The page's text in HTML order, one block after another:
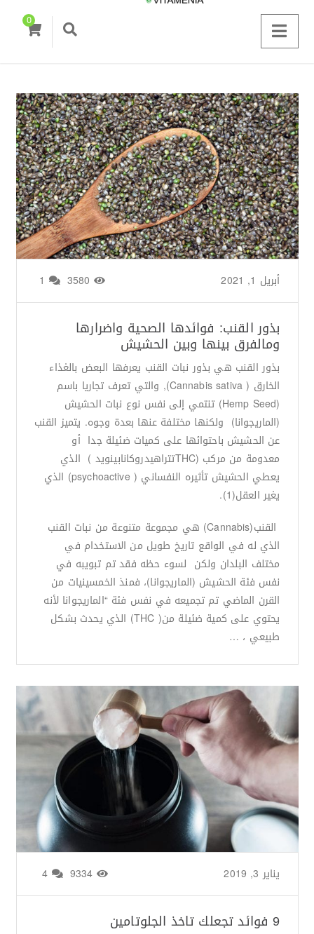
0
من طرف أبريل 1, 2021
بذور القنب: فوائدها الصحية واضرارها
ومالفرق بينها وبين الحشيش
بذور القنب هي بذور نبات القنب يعرفها البعض بالغذاء
الخارق ( Cannabis sativa), والتي تعرف تجاريا باسم
(Hemp Seed) تنتمي إلى نفس نوع نبات الحشيش
(الماريجوانا) ولكنها مختلفة عنها بعدة وجوه. يتميز القنب
عن الحشيش باحتوائها على كميات ضئيلة جدا أو
معدومة من مركب (THCتتراهيدروكانابينويد ) الذي
يعطي الحشيش تأثيره النفساني ( psychoactive) الذي
يغير العقل(1).
القنب(Cannabis) هي مجموعة متنوعة من نبات القنب
الذي له في الواقع تاريخ طويل من الاستخدام في
مختلف البلدان ولكن لسوء حظه فقد تم تبويبه في
نفس فئة الحشيش (الماريجوانا)، فمنذ الخمسينيات من
القرن الماضي تم تجميعه في نفس فئة “الماريجوانا لأنه
يحتوي على كمية ضئيلة من( THC) الذي يحدث بشكل
طبيعي ، …
من طرف يناير 3, 2019
9 فوائد تجعلك تاخذ الجلوتامين